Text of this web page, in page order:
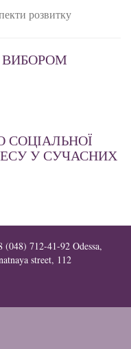
розвитку
СОЦІАЛЬНОЇ
У СУЧАСНИХ
(048) 712-41-92 Odessa,
street, 112